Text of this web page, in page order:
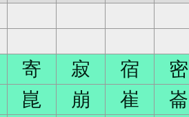
寄 寂 宿 密
崑 崩 崔 崙